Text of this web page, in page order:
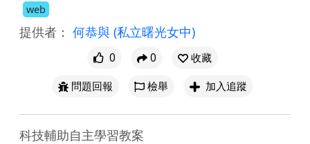
web
提供者： 何恭與 (私立曙光女中)
0 0
收藏
問題回報
檢舉 加入追蹤
科技輔助自主學習教案